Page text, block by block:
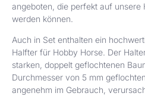
angeboten, die perfekt auf unsere
werden können.
Auch in Set enthalten ein
Halfter für Hobby Horse. Der
starken, doppelt geflochtenen
Durchmesser von 5 mm
angenehm im Gebrauch,